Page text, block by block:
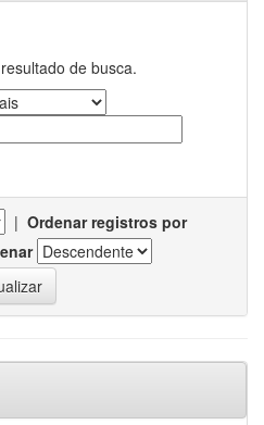
de busca.
| Ordenar registros por